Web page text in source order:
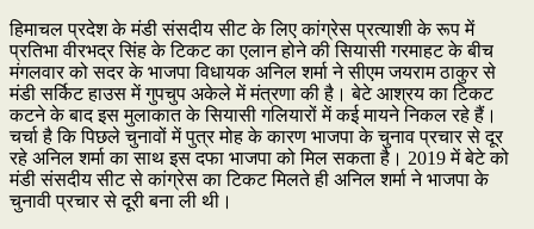
हिमाचल प्रदेश के मंडी संसदीय सीट के लिए कांग्रेस प्रत्याशी के रूप में
प्रतिभा वीरभद्र सिंह के टिकट का एलान होने की सियासी गरमाहट के बीच
मंगलवार को सदर के भाजपा विधायक अनिल शर्मा ने सीएम जयराम ठाकुर से
मंडी सर्किट हाउस में गुपचुप अकेले में मंत्रणा की है। बेटे आश्रय का टिकट
कटने के बाद इस मुलाकात के सियासी गलियारों में कई मायने निकल रहे हैं।
चर्चा है कि पिछले चुनावों में पुत्र मोह के कारण भाजपा के चुनाव प्रचार से दूर
रहे अनिल शर्मा का साथ इस दफा भाजपा को मिल सकता है। 2019 में बेटे को
मंडी संसदीय सीट से कांग्रेस का टिकट मिलते ही अनिल शर्मा ने भाजपा के
चुनावी प्रचार से दूरी बना ली थी।